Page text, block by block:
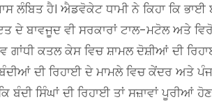
ਲੰਬਿਤ ਹੈ। ਐਡਵੋਕੇਟ ਧਾਮੀ ਨੇ ਕਿਹਾ ਕਿ
ਦੇ ਬਾਵਜੂਦ ਵੀ ਸਰਕਾਰਾਂ ਟਾਲ-ਮਟੋਲ ਅਤੇ
ਗਾਂਧੀ ਕਤਲ ਕੇਸ ਵਿਚ ਸ਼ਾਮਲ ਦੋਸ਼ੀਆਂ ਦੀ
ਬੰਦੀਆਂ ਦੀ ਰਿਹਾਈ ਦੇ ਮਾਮਲੇ ਵਿਚ ਕੇਂਦਰ ਅਤੇ
ਬੰਦੀ ਸਿੰਘਾਂ ਦੀ ਰਿਹਾਈ ਤਾਂ ਸਜ਼ਾਵਾਂ ਪੂਰੀਆਂ